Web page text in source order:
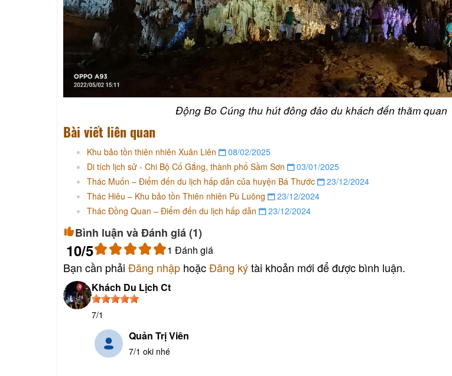
Động Bo Cúng thu hút đông đảo du khách đến thăm quan
Bài viết liên quan
Khu bảo tồn thiên nhiên Xuân Liên
08/02/2025
Di tích lịch sử - Chi Bộ Cố Gắng, thành phố Sầm Sơn
03/01/2025
Thác Muốn – Điểm đến du lịch hấp dẫn của huyện Bá Thước
23/12/2024
Thác Hiêu – Khu bảo tồn Thiên nhiên Pù Luông
23/12/2024
Thác Đồng Quan – Điểm đến du lịch hấp dẫn
23/12/2024
Bình luận và Đánh giá (1)
10/5 1 Đánh giá
Bạn cần phải Đăng nhập hoặcĐăng kýtài khoản mới để được bình luận.
Khách Du Lịch Ct
7/1
Quản Trị Viên
7/1 oki nhé